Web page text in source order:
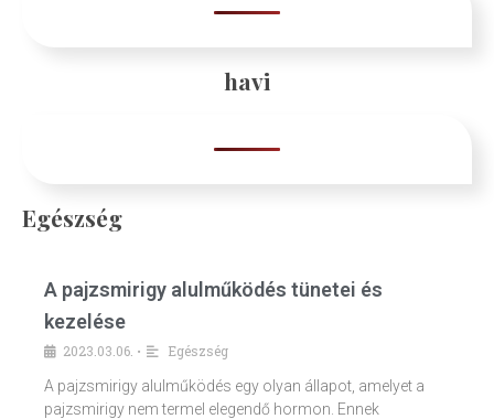
havi
Egészség
A pajzsmirigy alulműködés tünetei és
kezelése
2023.03.06. •
Egészség
A pajzsmirigy alulműködés egy olyan állapot, amelyet a
pajzsmirigy nem termel elegendő hormon. Ennek